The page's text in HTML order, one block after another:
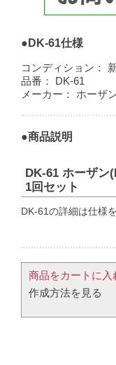
●DK-61仕様
コンディション：
品番：
DK-61
メーカー：
ホーザ
●商品説明
DK-61 ホーザン
1回セット
DK-61の詳細は仕様
商品をカートに入
作成方法を見る​​